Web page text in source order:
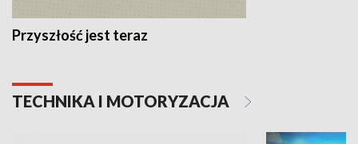
Przyszłość jest teraz
TECHNIKA I MOTORYZACJA